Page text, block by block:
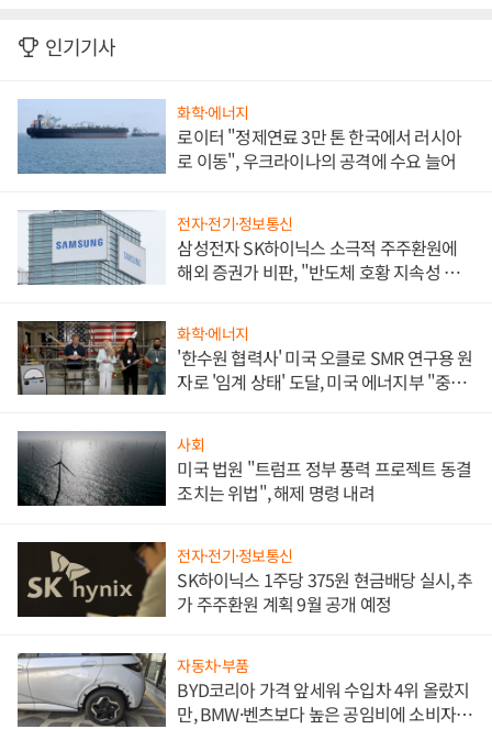
인기기사
화학·에너지
로이터 "정제연료 3만 톤 한국에서 러시아
로 이동", 우크라이나의 공격에 수요 늘어
전자·전기·정보통신
삼성전자 SK하이닉스 소극적 주주환원에
해외 증권가 비판, "반도체 호황 지속성 의
화학·에너지
'한수원 협력사' 미국 오클로 SMR 연구용 원
자로 '임계 상태' 도달, 미국 에너지부 "중요
사회
미국 법원 "트럼프 정부 풍력 프로젝트 동결
조치는 위법", 해제 명령 내려
전자·전기·정보통신
SK하이닉스 1주당 375원 현금배당 실시, 추
가 주주환원 계획 9월 공개 예정
자동차·부품
BYD코리아 가격 앞세워 수입차 4위 올랐지
만, BMW·벤츠보다 높은 공임비에 소비자